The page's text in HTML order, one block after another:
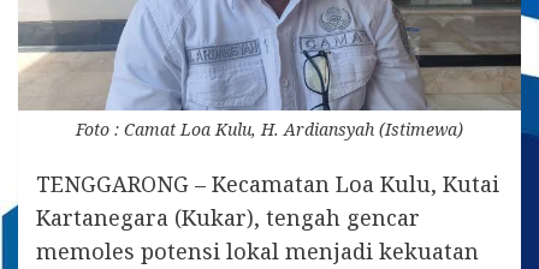
Foto : Camat Loa Kulu, H. Ardiansyah (Istimewa)
TENGGARONG – Kecamatan Loa Kulu, Kutai
Kartanegara (Kukar), tengah gencar
memoles potensi lokal menjadi kekuatan